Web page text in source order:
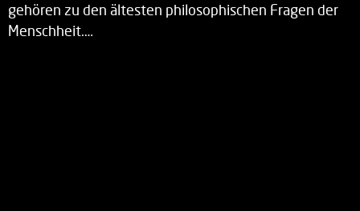
gehören zu den ältesten philosophischen Fragen der
Menschheit.…